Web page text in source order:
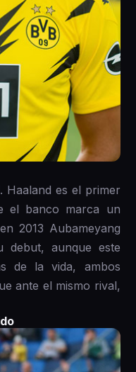
Haaland es el primer
el banco marca un
2013 Aubameyang
debut, aunque este
de la vida, ambos
ante el mismo rival,